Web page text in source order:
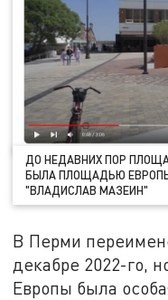
ДО НЕДАВНИХ ПОР
БЫЛА ПЛОЩАДЬЮ
"ВЛАДИСЛАВ МАЗЕИН"
В Перми
декабре 2022-го,
Европы была